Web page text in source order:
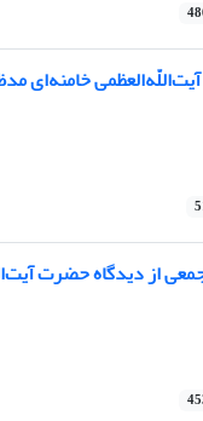
خامنه‌ای
از دیدگاه حضرت